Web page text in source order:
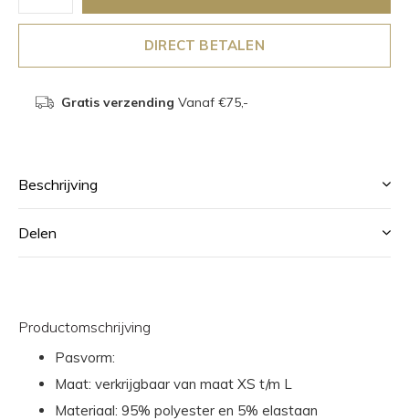
DIRECT BETALEN
Gratis verzending Vanaf €75,-
Beschrijving
Delen
Productomschrijving
Pasvorm:
Maat: verkrijgbaar van maat XS t/m L
Materiaal: 95% polyester en 5% elastaan